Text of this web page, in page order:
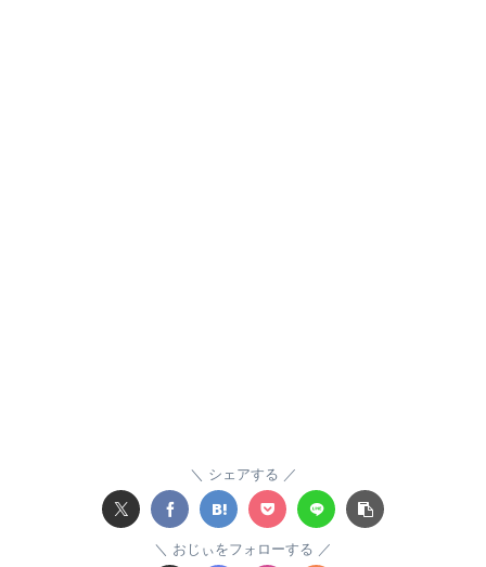
シェアする
おじぃをフォローする